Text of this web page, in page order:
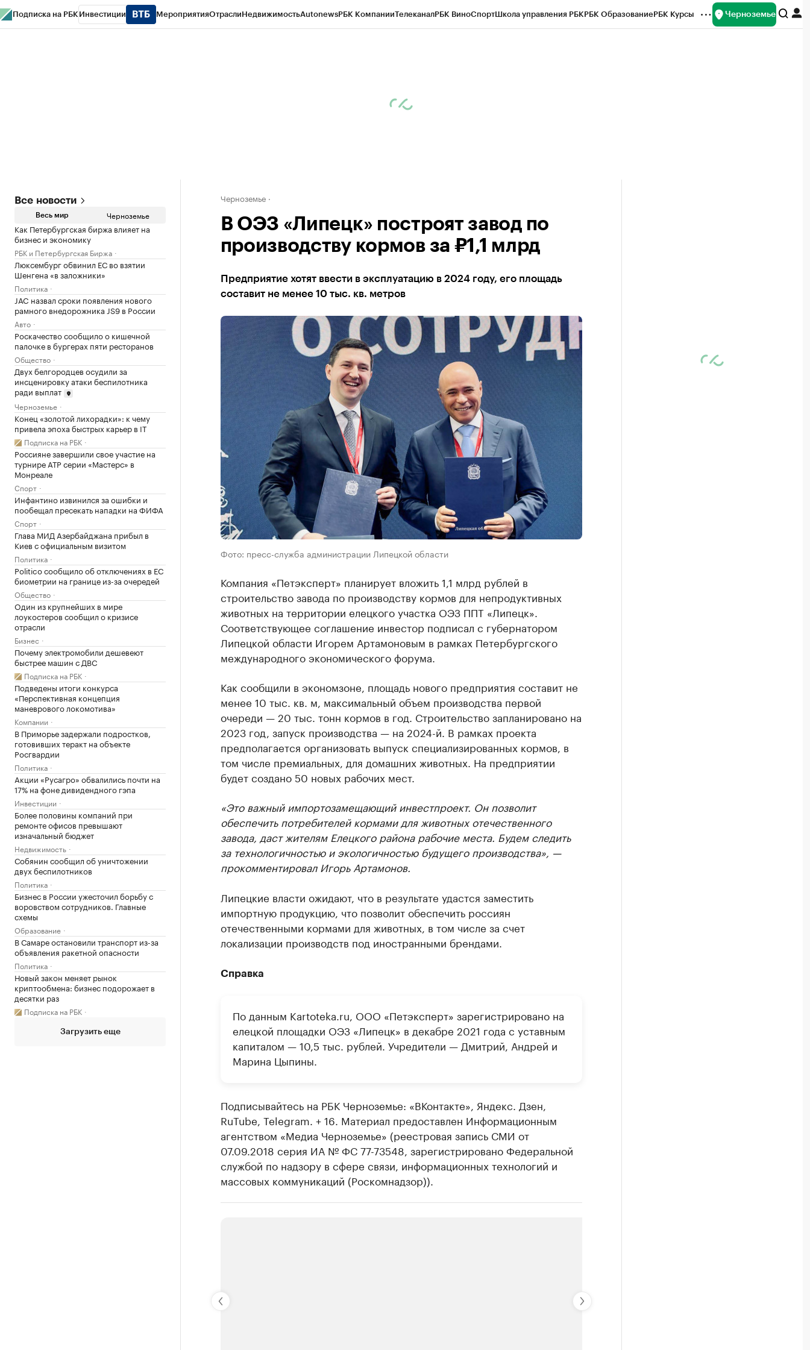
Подписка на РБК Инвестиции МероприятияОтраслиНедвижимостьAutonewsРБК КомпанииТелеканалРБК ВиноСпортШкола управления РБКРБК ОбразованиеРБК Курсы Черноземье
Все новости
Весь мир Черноземье
Как Петербургская биржа влияет на
бизнес и экономику
РБК и Петербургская Биржа
Люксембург обвинил ЕС во взятии
Шенгена «в заложники»
Политика
JAC назвал сроки появления нового
рамного внедорожника JS9 в России
Авто
Роскачество сообщило о кишечной
палочке в бургерах пяти ресторанов
Общество
Двух белгородцев осудили за
инсценировку атаки беспилотника
ради выплат
Черноземье
Конец «золотой лихорадки»: к чему
привела эпоха быстрых карьер в IT
Подписка на РБК
Россияне завершили свое участие на
турнире ATP серии «Мастерс» в
Монреале
Спорт
Инфантино извинился за ошибки и
пообещал пресекать нападки на ФИФА
Спорт
Глава МИД Азербайджана прибыл в
Киев с официальным визитом
Политика
Politico сообщило об отключениях в ЕС
биометрии на границе из-за очередей
Общество
Один из крупнейших в мире
лоукостеров сообщил о кризисе
отрасли
Бизнес
Почему электромобили дешевеют
быстрее машин с ДВС
Подписка на РБК
Подведены итоги конкурса
«Перспективная концепция
маневрового локомотива»
Компании
В Приморье задержали подростков,
готовивших теракт на объекте
Росгвардии
Политика
Акции «Русагро» обвалились почти на
17% на фоне дивидендного гэпа
Инвестиции
Более половины компаний при
ремонте офисов превышают
изначальный бюджет
Недвижимость
Собянин сообщил об уничтожении
двух беспилотников
Политика
Бизнес в России ужесточил борьбу с
воровством сотрудников. Главные
схемы
Образование
В Самаре остановили транспорт из-за
объявления ракетной опасности
Политика
Новый закон меняет рынок
криптообмена: бизнес подорожает в
десятки раз
Подписка на РБК
Загрузить еще
Черноземье
В ОЭЗ «Липецк» построят завод по
производству кормов за ₽1,1 млрд
Предприятие хотят ввести в эксплуатацию в 2024 году, его площадь
составит не менее 10 тыс. кв. метров
Фото: пресс-служба администрации Липецкой области
Компания «Петэксперт» планирует вложить 1,1 млрд рублей в
строительство завода по производству кормов для непродуктивных
животных на территории елецкого участка ОЭЗ ППТ «Липецк».
Соответствующее соглашение инвестор подписал с губернатором
Липецкой области Игорем Артамоновым в рамках Петербургского
международного экономического форума.
Как сообщили в экономзоне, площадь нового предприятия составит не
менее 10 тыс. кв. м, максимальный объем производства первой
очереди — 20 тыс. тонн кормов в год. Строительство запланировано на
2023 год, запуск производства — на 2024-й. В рамках проекта
предполагается организовать выпуск специализированных кормов, в
том числе премиальных, для домашних животных. На предприятии
будет создано 50 новых рабочих мест.
«Это важный импортозамещающий инвестпроект. Он позволит
обеспечить потребителей кормами для животных отечественного
завода, даст жителям Елецкого района рабочие места. Будем следить
за технологичностью и экологичностью будущего производства», —
прокомментировал Игорь Артамонов.
Липецкие власти ожидают, что в результате удастся заместить
импортную продукцию, что позволит обеспечить россиян
отечественными кормами для животных, в том числе за счет
локализации производств под иностранными брендами.
Справка
По данным Kartoteka.ru, ООО «Петэксперт» зарегистрировано на
елецкой площадки ОЭЗ «Липецк» в декабре 2021 года с уставным
капиталом — 10,5 тыс. рублей. Учредители — Дмитрий, Андрей и
Марина Цыпины.
Подписывайтесь на РБК Черноземье: «ВКонтакте», Яндекс. Дзен,
RuTube, Telegram. + 16. Материал предоставлен Информационным
агентством «Медиа Черноземье» (реестровая запись СМИ от
07.09.2018 серия ИА № ФС 77-73548, зарегистрировано Федеральной
службой по надзору в сфере связи, информационных технологий и
массовых коммуникаций (Роскомнадзор)).